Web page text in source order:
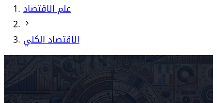
علم الاقتصاد
الاقتصاد الكلي